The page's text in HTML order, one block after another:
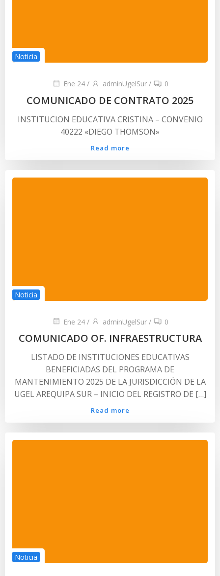
Noticia
Ene 24 / adminUgelSur / 0
COMUNICADO DE CONTRATO 2025
INSTITUCION EDUCATIVA CRISTINA – CONVENIO
40222 «DIEGO THOMSON»
Read more
Noticia
Ene 24 / adminUgelSur / 0
COMUNICADO OF. INFRAESTRUCTURA
LISTADO DE INSTITUCIONES EDUCATIVAS
BENEFICIADAS DEL PROGRAMA DE
MANTENIMIENTO 2025 DE LA JURISDICCIÓN DE LA
UGEL AREQUIPA SUR – INICIO DEL REGISTRO DE […]
Read more
Noticia